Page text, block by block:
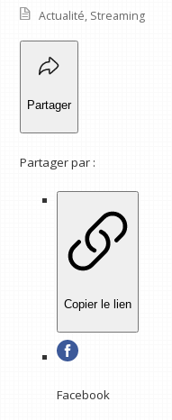
Actualité, Streaming
Partager
Partager par :
Copier le lien
Facebook